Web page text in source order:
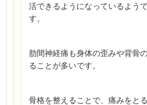
活できるようになっているよう
す。
肋間神経痛も身体の歪みや背骨
ることが多いです。
骨格を整えることで、痛みをと